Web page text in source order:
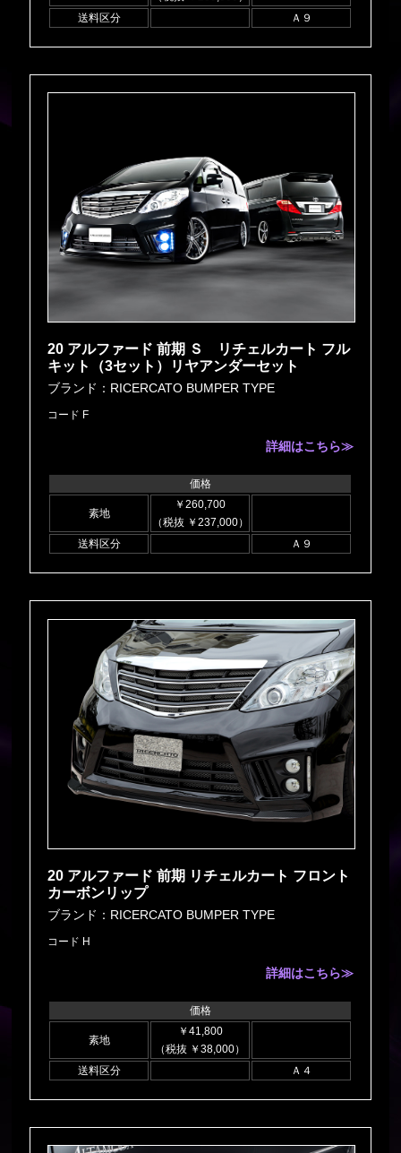
送料区分
Ａ９
20 アルファード 前期 Ｓ リチェルカート フル
キット（3セット）リヤアンダーセット
ブランド：RICERCATO BUMPER TYPE
コード F
詳細はこちら≫
価格
素地
￥260,700
（税抜 ￥237,000）
送料区分
Ａ９
20 アルファード 前期 リチェルカート フロント
カーボンリップ
ブランド：RICERCATO BUMPER TYPE
コード H
詳細はこちら≫
価格
素地
￥41,800
（税抜 ￥38,000）
送料区分
Ａ４